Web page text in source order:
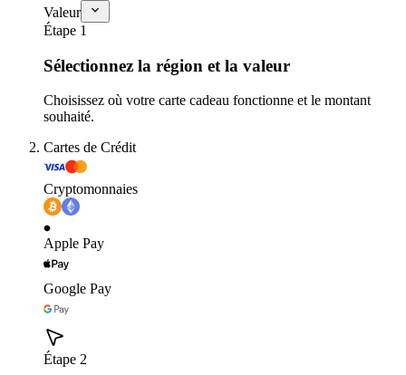
Valeur
Étape 1
Sélectionnez la région et la valeur
Choisissez où votre carte cadeau fonctionne et le montant
souhaité.
Cartes de Crédit
Cryptomonnaies
Apple Pay
Google Pay
Étape 2